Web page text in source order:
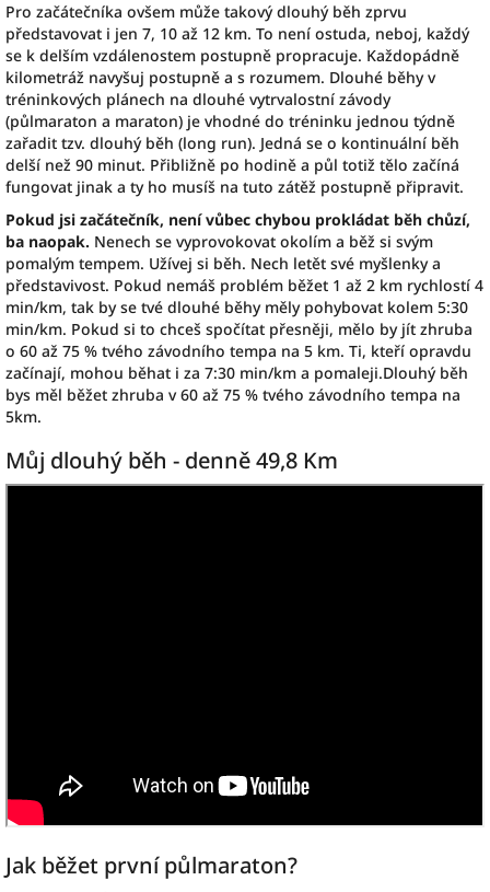
Pro začátečníka ovšem může takový dlouhý běh zprvu
představovat i jen 7, 10 až 12 km. To není ostuda, neboj, každý
se k delším vzdálenostem postupně propracuje. Každopádně
kilometráž navyšuj postupně a s rozumem. Dlouhé běhy v
tréninkových plánech na dlouhé vytrvalostní závody
(půlmaraton a maraton) je vhodné do tréninku jednou týdně
zařadit tzv. dlouhý běh (long run). Jedná se o kontinuální běh
delší než 90 minut. Přibližně po hodině a půl totiž tělo začíná
fungovat jinak a ty ho musíš na tuto zátěž postupně připravit.
Pokud jsi začátečník, není vůbec chybou prokládat běh chůzí,
ba naopak. Nenech se vyprovokovat okolím a běž si svým
pomalým tempem. Užívej si běh. Nech letět své myšlenky a
představivost. Pokud nemáš problém běžet 1 až 2 km rychlostí 4
min/km, tak by se tvé dlouhé běhy měly pohybovat kolem 5:30
min/km. Pokud si to chceš spočítat přesněji, mělo by jít zhruba
o 60 až 75 % tvého závodního tempa na 5 km. Ti, kteří opravdu
začínají, mohou běhat i za 7:30 min/km a pomaleji.Dlouhý běh
bys měl běžet zhruba v 60 až 75 % tvého závodního tempa na
5km.
Můj dlouhý běh - denně 49,8 Km
Jak běžet první půlmaraton?